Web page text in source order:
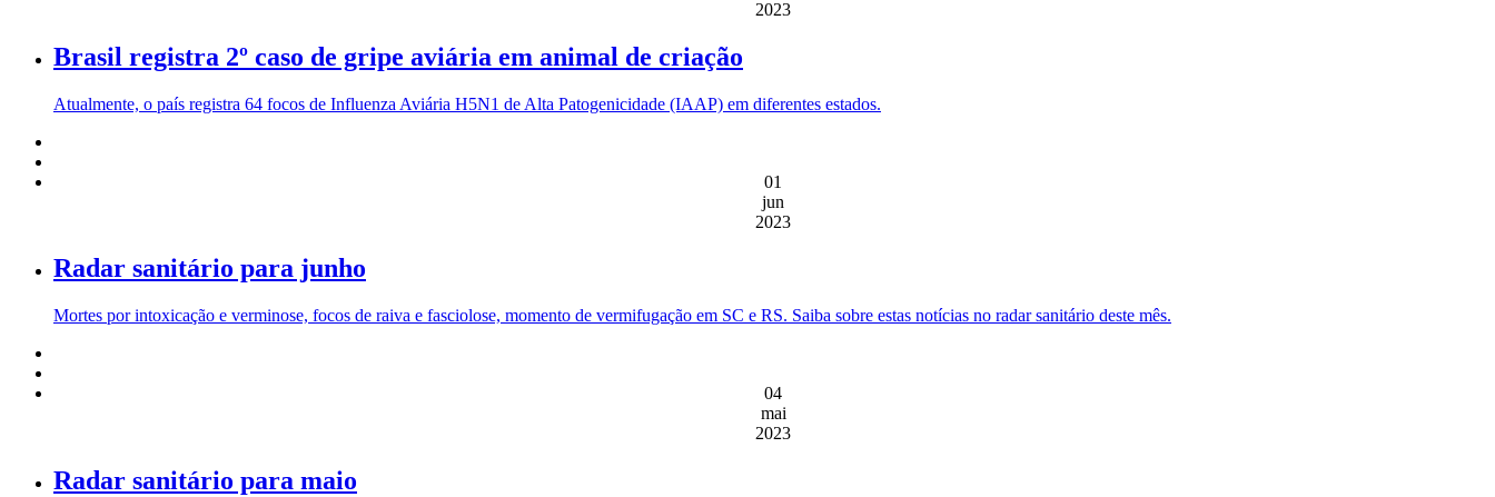
2023
Brasil registra 2º caso de gripe aviária em animal de criação
Atualmente, o país registra 64 focos de Influenza Aviária H5N1 de Alta Patogenicidade (IAAP) em diferentes estados.
01
jun
2023
Radar sanitário para junho
Mortes por intoxicação e verminose, focos de raiva e fasciolose, momento de vermifugação em SC e RS. Saiba sobre estas notícias no radar sanitário deste mês.
04
mai
2023
Radar sanitário para maio